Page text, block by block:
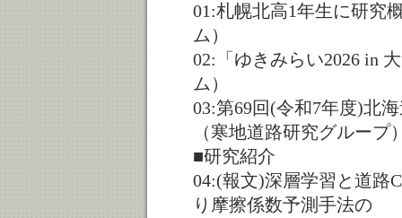
01:札幌北高1年生に研究
ム）
02:「ゆきみらい2026 in
ム）
03:第69回(令和7年度)北
（寒地道路研究グループ
■研究紹介
04:(報文)深層学習と道路
り摩擦係数予測手法の